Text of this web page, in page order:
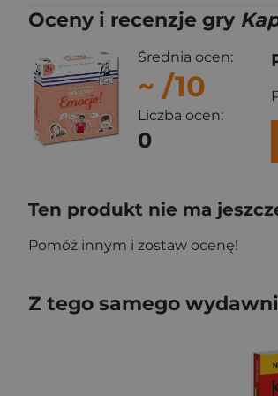
Oceny i recenzje gry
Średnia ocen:
~ /10
Liczba ocen:
0
Ten produkt nie ma
Pomóż innym i zostaw ocenę!
Z tego samego